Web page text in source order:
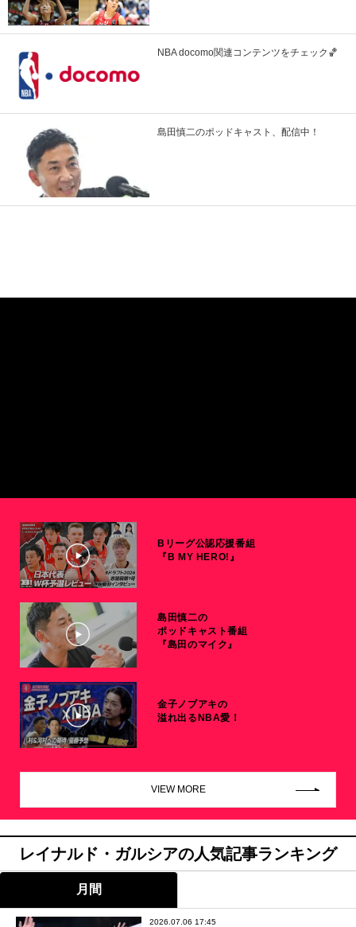
NBA docomo関連コンテンツをチェック🏀
島田慎二のポッドキャスト、配信中！
Bリーグ公認応援番組
『B MY HERO!』
島田慎二の
ポッドキャスト番組
『島田のマイク』
金子ノブアキの
溢れ出るNBA愛！
VIEW MORE
レイナルド・ガルシアの人気記事ランキング
月間
2026.07.06 17:45